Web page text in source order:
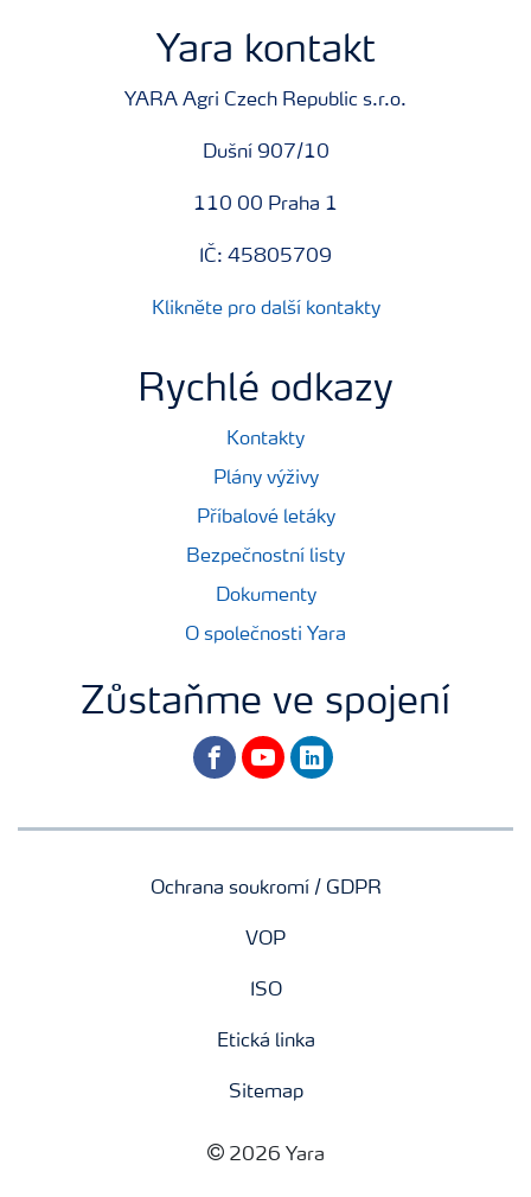
Yara kontakt
YARA Agri Czech Republic s.r.o.
Dušní 907/10
110 00 Praha 1
IČ: 45805709
Klikněte pro další kontakty
Rychlé odkazy
Kontakty
Plány výživy
Příbalové letáky
Bezpečnostní listy
Dokumenty
O společnosti Yara
Zůstaňme ve spojení
facebookyoutubelinkedin
Ochrana soukromí / GDPR
VOP
ISO
Etická linka
Sitemap
2026 Yara